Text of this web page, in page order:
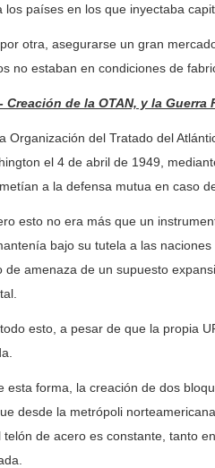
los países en los que inyectaba
asegurarse un gran mercado
no estaban en condiciones de
Creación de la OTAN, y la Guerra
del Tratado del
el 4 de abril de 1949,
a la defensa mutua en caso
no era más que un
bajo su tutela a las
de amenaza de un supuesto
esto, a pesar de que la propia
forma, la creación de dos
desde la metrópoli
telón de acero es constante, tanto